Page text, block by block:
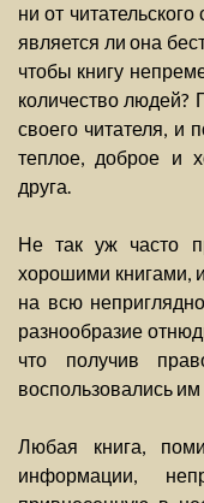
ни от
является ли она
чтобы книгу
количество людей?
своего читателя, и
теплое, доброе и
друга.
Не так уж часто
хорошими книгами,
на всю
разнообразие
что получив
воспользовались
Любая книга,
информации,